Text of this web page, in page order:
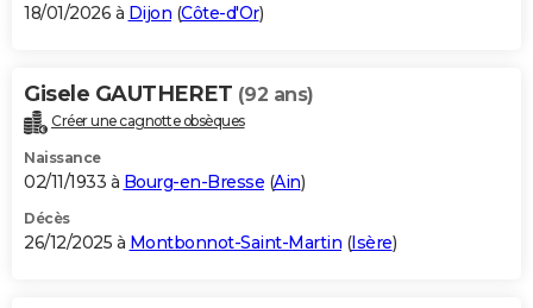
BONS PLANS
Carte de Noël
Carte Bonne année
Carte Saint-Valentin
Carte Pâques
Carte d'anniversaire
DICTIONNAIRE
Dictionnaire
Biographies
Citations
Expressions
Proverbes
PROGRAMME TV
S'inscrire
Se connecter
Lycées
Collèges
Primaires
Universités
Entreprises
Service militaire
Avis de recherche
AVIS DE DÉCÈS
18/01/2026 à Dijon (Côte-d'Or)
Gisele GAUTHERET (92 ans)
Créer une cagnotte obsèques
Naissance
02/11/1933 à Bourg-en-Bresse (Ain)
Décès
26/12/2025 à Montbonnot-Saint-Martin (Isère)